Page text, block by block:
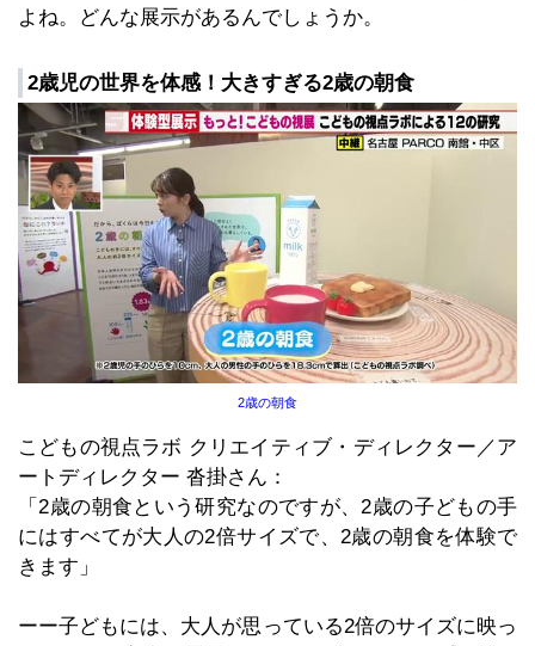
よね。どんな展示があるんでしょうか。
2歳児の世界を体感！大きすぎる2歳の朝食
2歳の朝食
こどもの視点ラボ クリエイティブ・ディレクター／ア
ートディレクター 沓掛さん：
「2歳の朝食という研究なのですが、2歳の子どもの手
にはすべてが大人の2倍サイズで、2歳の朝食を体験で
きます」
ーー子どもには、大人が思っている2倍のサイズに映っ